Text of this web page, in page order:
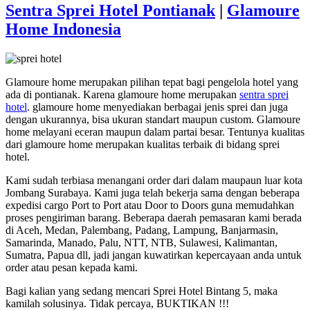
Sentra Sprei Hotel Pontianak | Glamoure
Home Indonesia
Glamoure home merupakan pilihan tepat bagi pengelola hotel yang
ada di pontianak. Karena glamoure home merupakan sentra sprei
hotel. glamoure home menyediakan berbagai jenis sprei dan juga
dengan ukurannya, bisa ukuran standart maupun custom. Glamoure
home melayani eceran maupun dalam partai besar. Tentunya kualitas
dari glamoure home merupakan kualitas terbaik di bidang sprei
hotel.
Kami sudah terbiasa menangani order dari dalam maupaun luar kota
Jombang Surabaya. Kami juga telah bekerja sama dengan beberapa
expedisi cargo Port to Port atau Door to Doors guna memudahkan
proses pengiriman barang. Beberapa daerah pemasaran kami berada
di Aceh, Medan, Palembang, Padang, Lampung, Banjarmasin,
Samarinda, Manado, Palu, NTT, NTB, Sulawesi, Kalimantan,
Sumatra, Papua dll, jadi jangan kuwatirkan kepercayaan anda untuk
order atau pesan kepada kami.
Bagi kalian yang sedang mencari Sprei Hotel Bintang 5, maka
kamilah solusinya. Tidak percaya, BUKTIKAN !!!